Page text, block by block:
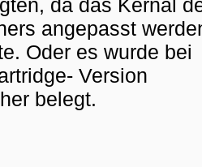
da das Kernal
angepasst
Oder es wurde bei
Version
belegt.